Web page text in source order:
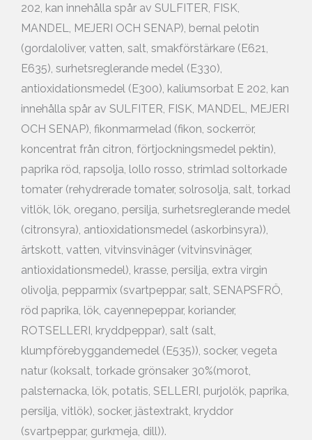
202, kan innehålla spår av SULFITER, FISK,
MANDEL, MEJERI OCH SENAP), bernal pelotin
(gordaloliver, vatten, salt, smakförstärkare (E621,
E635), surhetsreglerande medel (E330),
antioxidationsmedel (E300), kaliumsorbat E 202, kan
innehålla spår av SULFITER, FISK, MANDEL, MEJERI
OCH SENAP), fikonmarmelad (fikon, sockerrör,
koncentrat från citron, förtjockningsmedel pektin),
paprika röd, rapsolja, lollo rosso, strimlad soltorkade
tomater (rehydrerade tomater, solrosolja, salt, torkad
vitlök, lök, oregano, persilja, surhetsreglerande medel
(citronsyra), antioxidationsmedel (askorbinsyra)),
ärtskott, vatten, vitvinsvinäger (vitvinsvinäger,
antioxidationsmedel), krasse, persilja, extra virgin
olivolja, pepparmix (svartpeppar, salt, SENAPSFRÖ,
röd paprika, lök, cayennepeppar, koriander,
ROTSELLERI, kryddpeppar), salt (salt,
klumpförebyggandemedel (E535)), socker, vegeta
natur (koksalt, torkade grönsaker 30%(morot,
palsternacka, lök, potatis, SELLERI, purjolök, paprika,
persilja, vitlök), socker, jästextrakt, kryddor
(svartpeppar, gurkmeja, dill)).